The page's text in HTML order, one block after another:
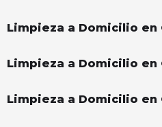
Limpieza a Domicilio en
Limpieza a Domicilio en
Limpieza a Domicilio en